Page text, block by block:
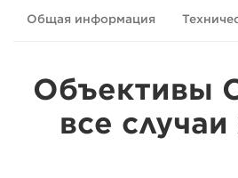
Общая информация
Объективы
все